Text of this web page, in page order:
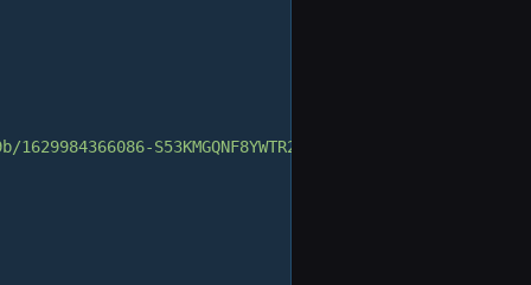
S53KMGQNF8YWTR2EMYTH/